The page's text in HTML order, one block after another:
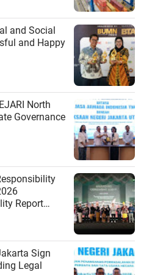
and Social
and Happy
North
Governance
Report
Sign
Legal